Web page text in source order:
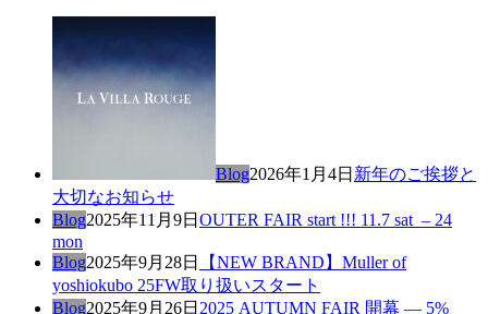
Blog2026年1月4日 新年のご挨拶と
大切なお知らせ
Blog2025年11月9日 OUTER FAIR start !!! 11.7 sat – 24
mon
Blog2025年9月28日
【NEW BRAND】Muller of
yoshiokubo 25FW取り扱いスタート
Blog2025年9月26日 2025 AUTUMN FAIR 開幕 — 5%